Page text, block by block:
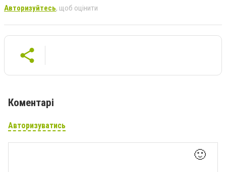
Авторизуйтесь, щоб оцінити
Коментарі
Авторизуватись
🙂